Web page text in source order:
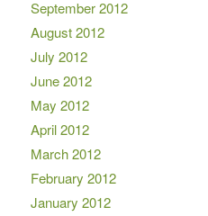
September 2012
August 2012
July 2012
June 2012
May 2012
April 2012
March 2012
February 2012
January 2012